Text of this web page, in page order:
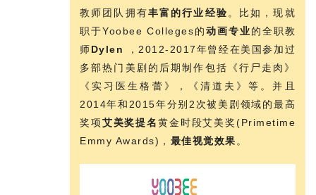
教师团队拥有丰富的行业经验 。比如，现就
职于Yoobee Colleges的动画专业的全职教
师Dylen
，2012-2017年曾经在美国参加过
多部热门美剧的后期制作包括《行尸走肉》
《实习医生格蕾》，《清道夫》等。并且
2014年和2015年分别2次被美剧领域的最高
奖项艾美奖提名黄金时段艾美奖(Primetime
Emmy Awards)， 最佳视觉效果 。